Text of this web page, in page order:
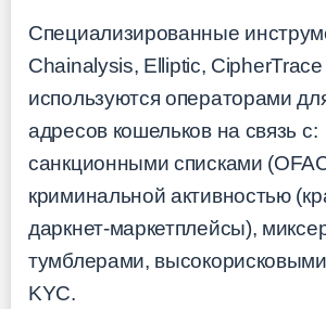
Специализированные
Chainalysis, Elliptic, CipherTrace
используются операторами
адресов кошельков на связь с:
санкционными списками
криминальной активностью
даркнет-маркетплейсы),
тумблерами,
KYC.